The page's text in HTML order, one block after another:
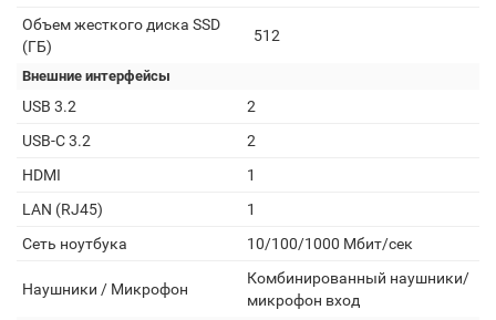
Объем жесткого диска SSD
(ГБ)
512
Внешние интерфейсы
USB 3.2
2
USB-C 3.2
2
HDMI
1
LAN (RJ45)
1
Сеть ноутбука
10/100/1000 Мбит/сек
Наушники / Микрофон
Комбинированный наушники/
микрофон вход